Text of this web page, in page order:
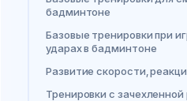
бадминтоне
Базовые тренировки при
ударах в бадминтоне
Развитие скорости,
Тренировки с